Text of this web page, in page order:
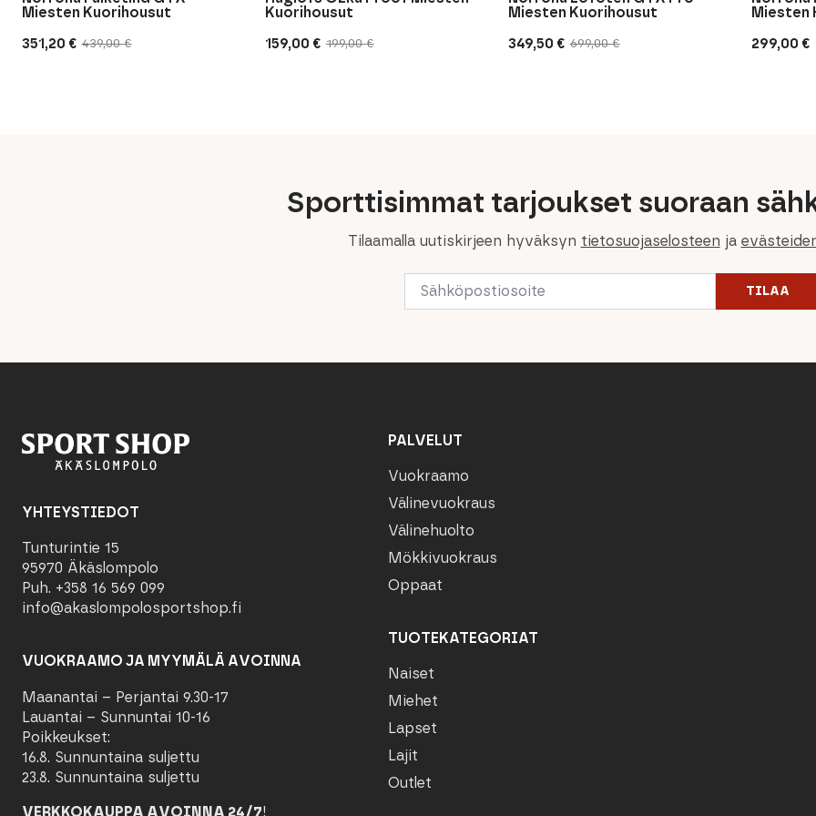
439,00€
Alkuperäinen
351,20 €
Nykyinen
Miesten Kuorihousut
199,00€
Alkuperäinen
159,00 €
Nykyinen
Kuorihousut
699,00€
Alkuperäinen
349,50 €
Nykyinen
Miesten Kuorihousut
299,00 €
Miesten
Sporttisimmat tarjoukset suoraan
Tilaamalla uutiskirjeen hyväksyn tietosuojaselosteen ja
Email
TILAA
YHTEYSTIEDOT
Tunturintie 15
95970 Äkäslompolo
Puh. +358 16 569 099
info@akaslompolosportshop.fi
VUOKRAAMO JA MYYMÄLÄ AVOINNA
Maanantai – Perjantai 9.30-17
Lauantai – Sunnuntai 10-16
Poikkeukset:
16.8. Sunnuntaina suljettu
23.8. Sunnuntaina suljettu
VERKKOKAUPPA AVOINNA 24/7!
PALVELUT
Vuokraamo
Välinevuokraus
Välinehuolto
Mökkivuokraus
Oppaat
TUOTEKATEGORIAT
Naiset
Miehet
Lapset
Lajit
Outlet